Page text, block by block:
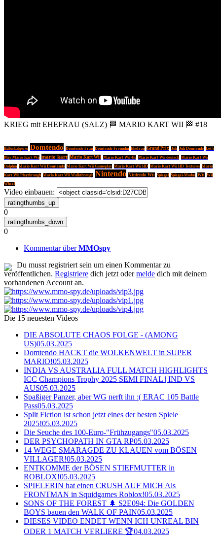
KRIEG mit EHEFRAU (SALZ) 🏁 MARIO KART WII 🏁 #18
Ballonbalgerei Domtendo Domtendo Frau Domtendo Freundin Ehefrau Grand Prix Juli Juli Domtendo Let's
Play Mario Kart Wii mario kart Mario Kart Wii Mario Kart Wii 4K Mario Kart Wii deutsch Mario Kart Wii
Dolphin Mario Kart Wii Domtendo Mario Kart Wii Gameplay Mario Kart Wii HD Mario Kart Wii HD Textures Mario
Kart Wii Playthrough Mario Kart Wii Walkthrough Nintendo Nintendo Wii Spiegel Spiegel-Modus Wii Wii
Wheel
Video einbauen:
0
0
Kommentar überMMOspy
Du musst registriert sein um einen Kommentar zu
veröffentlichen. Registriere dich jetzt odermelde dich mit deinem
vorhandenen Account an.
Die 15 neuesten Videos
DIE ABSOLUTE CHAOS FOLGE - (AMONG
US)05.03.2025
Domtendo HACKT die WOLKENWELT in SUPER
MARIO!05.03.2025
INDIA VS AUSTRALIA FULL MATCH HIGHLIGHTS
ICC Champions Trophy 2025 SEMI FINAL | IND VS
AUS05.03.2025
Spaßiger Panzer, aber WG nerft ihn :( ERAC 105 Battle
Pass05.03.2025
Split Fiction ist schon jetzt eines der besten Spiele
2025!05.03.2025
Die Seuche des 100-Euro-"Frühzugangs"05.03.2025
DER PSYCHOPATH IN GTA RP05.03.2025
14 WEGE SMARAGDE ZU KLAUEN vom BÖSEN
VILLAGER!05.03.2025
ENTKOMME der BÖSEN STIEFMUTTER in
ROBLOX!05.03.2025
SPIELERIN hat einen CRUSH AUF MICH Als
FRONTMAN in Squidgames Roblox!05.03.2025
SONS OF THE FOREST 🌲 S2E094: Die GOLDEN
BOYS bauen den WALK OF PAIN05.03.2025
DIESES VIDEO ENDET WENN ICH UNREAL BIN
ODER 1 MATCH VERLIERE 🏆04.03.2025